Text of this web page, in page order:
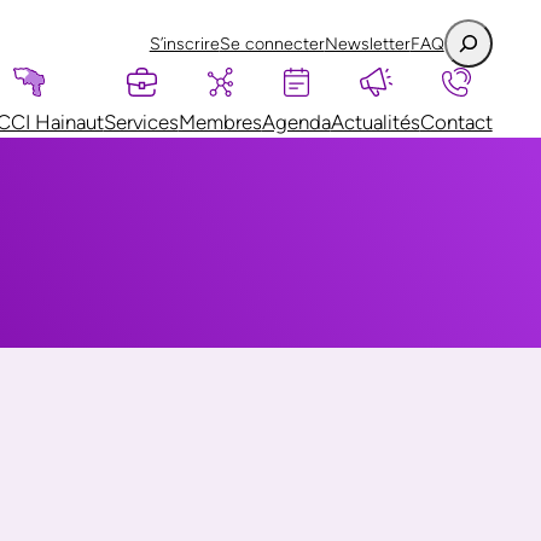
S’inscrireSe connecterNewsletterFAQ
HainautServicesMembresAgendaActualitésContact